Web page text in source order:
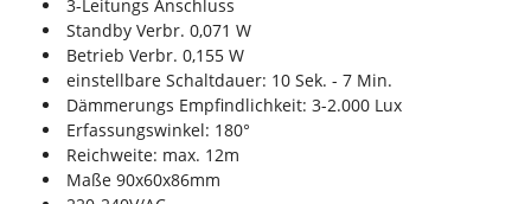
3-Leitungs Anschluss
Standby Verbr. 0,071 W
Betrieb Verbr. 0,155 W
einstellbare Schaltdauer: 10 Sek. - 7 Min.
Dämmerungs Empfindlichkeit: 3-2.000 Lux
Erfassungswinkel: 180°
Reichweite: max. 12m
Maße 90x60x86mm